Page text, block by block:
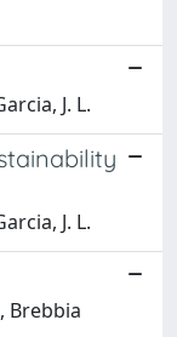
J. L.
J. L.
Brebbia